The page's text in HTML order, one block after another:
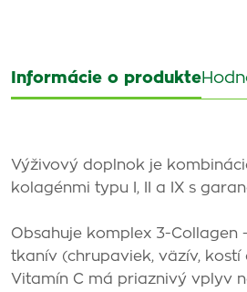
Informácie o produkte
Výživový doplnok je
kolagénmi typu I, II a IX s
Obsahuje komplex 3-Collagen
tkanív (chrupaviek, väzív, kostí
Vitamín C má priaznivý vplyv